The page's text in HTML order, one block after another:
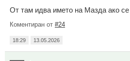
От там идва името на Мазда ако се
Коментиран от #24
18:29 13.05.2026